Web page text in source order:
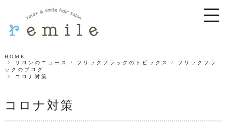
HOME
サロンのニュース
/ フリックフラックのトピックス / フリックフラ
ックのブログ
コロナ対策
コロナ対策